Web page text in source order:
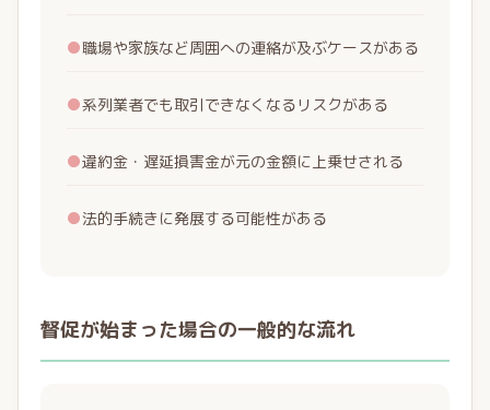
●職場や家族など周囲への連絡が及ぶケースがある
●系列業者でも取引できなくなるリスクがある
●違約金・遅延損害金が元の金額に上乗せされる
●法的手続きに発展する可能性がある
督促が始まった場合の一般的な流れ